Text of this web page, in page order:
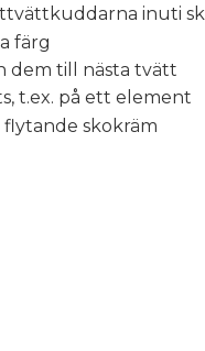
inuti
färg
dem till nästa tvätt
t.ex. på ett element
skokräm